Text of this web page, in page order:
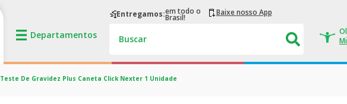
Entregamos:em todo o
Brasil! Baixe nosso App
Teste De Gravidez Plus Caneta Click Nexter 1 Unidade